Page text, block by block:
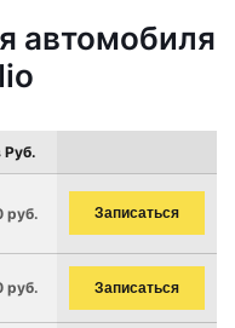
автомобиля
Руб.
руб. Записаться
руб. Записаться